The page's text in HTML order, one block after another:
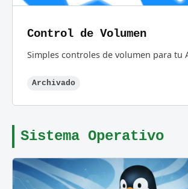
Control de Volumen
Simples controles de volumen para tu
Archivado
Sistema Operativo